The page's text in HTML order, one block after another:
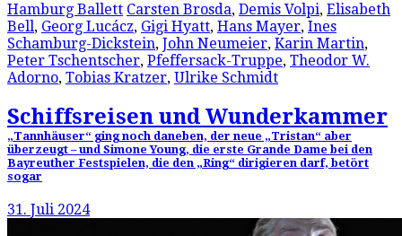
Hamburg Ballett Carsten Brosda, Demis Volpi, Elisabeth
Bell, Georg Lucácz, Gigi Hyatt, Hans Mayer, Ines
Schamburg-Dickstein, John Neumeier, Karin Martin,
Peter Tschentscher, Pfeffersack-Truppe, Theodor W.
Adorno, Tobias Kratzer, Ulrike Schmidt
Schiffsreisen und Wunderkammer
„Tannhäuser“ ging noch daneben, der neue „Tristan“ aber
überzeugt – und Simone Young, die erste Grande Dame bei den
Bayreuther Festspielen, die den „Ring“ dirigieren darf, betört
sogar
31. Juli 2024